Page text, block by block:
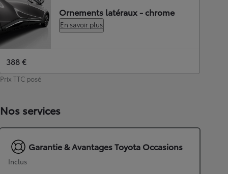
Ornements latéraux - chrome
En savoir plus
388 €
Prix TTC posé
Nos services
Garantie & Avantages Toyota Occasions
Inclus